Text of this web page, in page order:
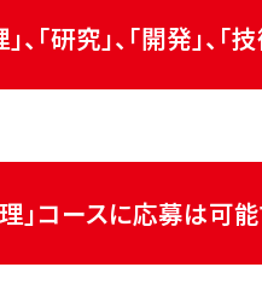
「研究」、「開発」、
「技術」コースは基礎スキル
」コースに応募は可